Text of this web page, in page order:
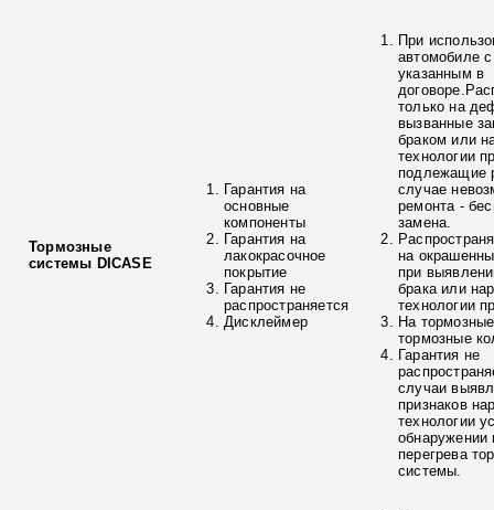
Тормозные
системы DICASE
Гарантия на
основные
компоненты
Гарантия на
лакокрасочное
покрытие
Гарантия не
распространяется
Дисклеймер
При
автомобиле
указанным в
только на
вызванные
браком или
технологии
подлежащие
случае
ремонта -
замена.
на
при
брака или
технологии
На
тормозные
Гарантия не
случаи
признаков
технологии
обнаружении
перегрева
системы.